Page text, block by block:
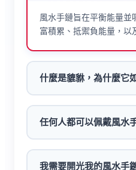
這不只是一件飾品，更是
—— 送伴侶訴「相伴順遂
都藏著「願你萬事順意」
風水手鏈旨在平衡能量並
富積累、抵禦負能量，以
什麼是貔貅，為什麼它
任何人都可以佩戴風水
我需要開光我的風水手